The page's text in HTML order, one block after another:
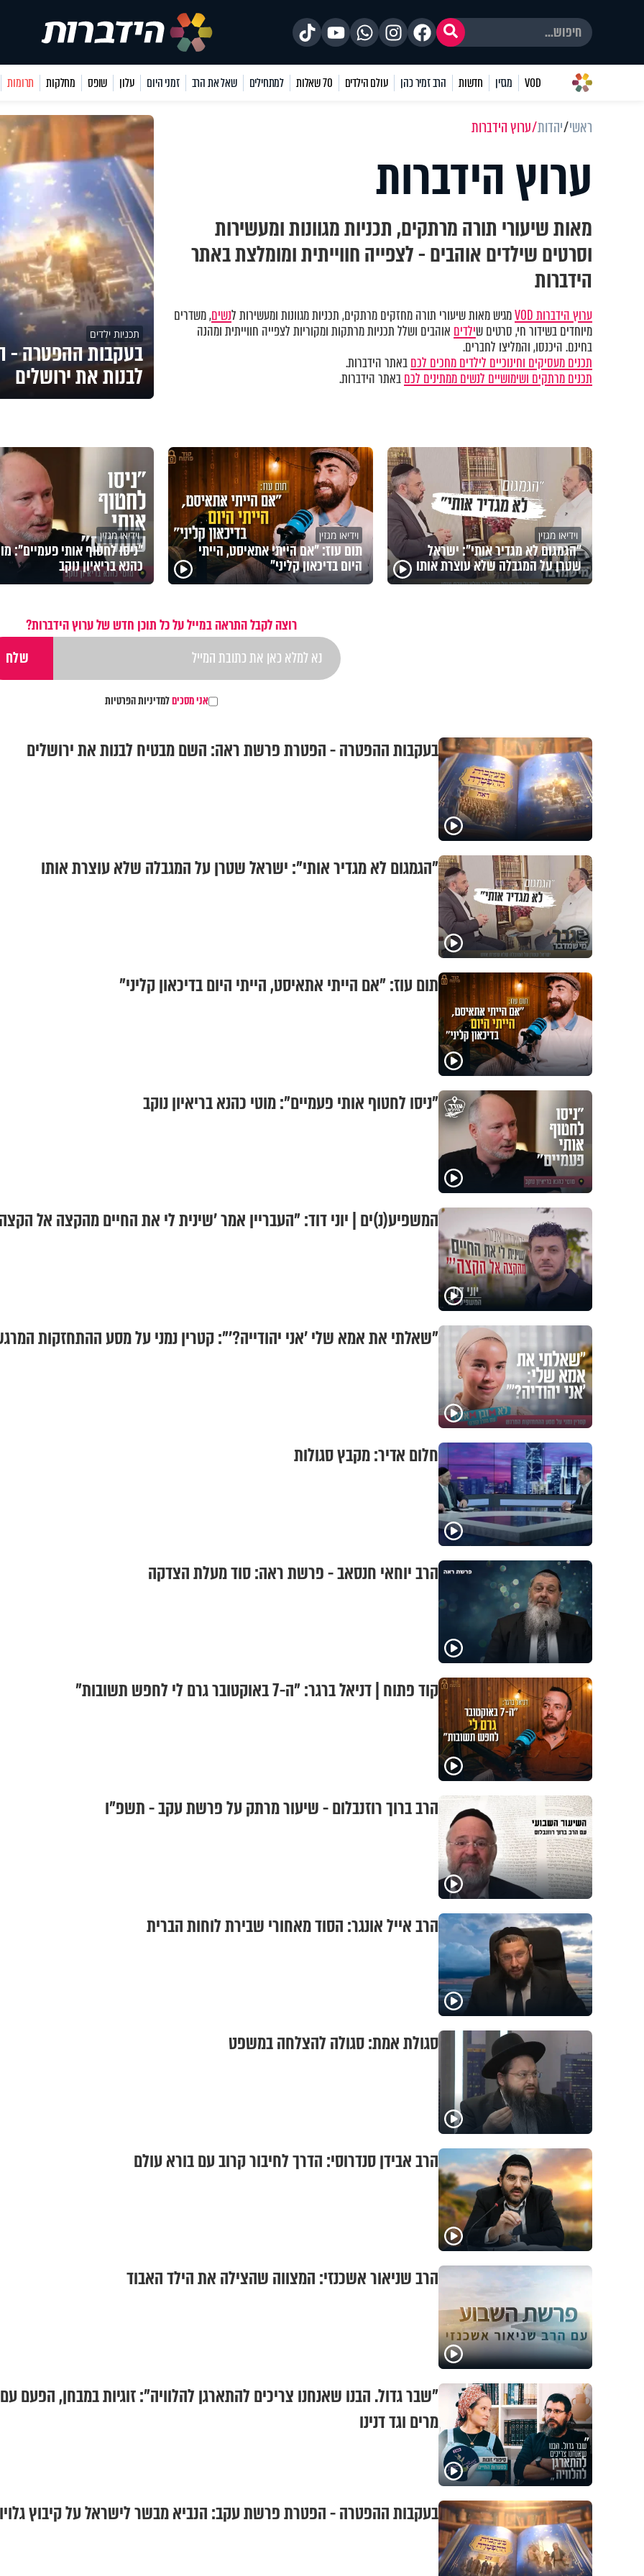
VOD מגזין חדשות הרב זמיר כהן עולם הילדים 70 שאלות למתחילים שאל את הרב זמני היום עלון שופס מחלקות תרומות
ראשי יהדות ערוץ הידברות
ערוץ הידברות
מאות שיעורי תורה מרתקים, תכניות מגוונות ומעשירות
וסרטים שילדים אוהבים - לצפייה חווייתית ומומלצת באתר
הידברות
ערוץ הידברות VOD מגיש מאות שיעורי תורה מחזקים מרתקים, תכניות מגוונות ומעשירות לנשים, משדרים
מיוחדים בשידור חי, סרטים שילדים אוהבים ושלל תכניות מרתקות ומקוריות לצפייה חווייתית ומהנה
בחינם. היכנסו, והמליצו לחברים.
תכנים מעסיקים וחינוכיים לילדים מחכים לכםבאתר הידברות.
תכנים מרתקים ושימושיים לנשים ממתינים לכםבאתר הידברות.
תכניות ילדים
בעקבות ההפטרה
לבנות את ירושלים
וידיאו מגזין
"הגמגום לא מגדיר אותי": ישראל
שטרן על המגבלה שלא עוצרת אותו
וידיאו מגזין
תום עוז: "אם הייתי אתאיסט, הייתי
היום בדיכאון קליני"
וידיאו מגזין
"ניסו לחטוף אותי פעמיים":
כהנא בריאיון נוקב
רוצה לקבל התראה במייל על כל תוכן חדש של ערוץ הידברות?
אני מסכיםלמדיניות הפרטיות
בעקבות ההפטרה - הפטרת פרשת ראה: השם מבטיח לבנות את ירושלים
"הגמגום לא מגדיר אותי": ישראל שטרן על המגבלה שלא עוצרת אותו
תום עוז: "אם הייתי אתאיסט, הייתי היום בדיכאון קליני"
"ניסו לחטוף אותי פעמיים": מוטי כהנא בריאיון נוקב
המשפיע(נ)ים | יוני דוד: "העבריין אמר 'שינית לי את החיים מהקצה אל
"שאלתי את אמא שלי 'אני יהודייה?'": קטרין נמני על מסע ההתחזקות
חלום אדיר: מקבץ סגולות
הרב יוחאי חנסאב - פרשת ראה: סוד מעלת הצדקה
קוד פתוח | דניאל ברגר: "ה-7 באוקטובר גרם לי לחפש תשובות"
הרב ברוך רוזנבלום - שיעור מרתק על פרשת עקב - תשפ"ו
הרב אייל אונגר: הסוד מאחורי שבירת לוחות הברית
סגולת אמת: סגולה להצלחה במשפט
הרב אבידן סנדרוסי: הדרך לחיבור קרוב עם בורא עולם
הרב שניאור אשכנזי: המצווה שהצילה את הילד האבוד
"שבר גדול. הבנו שאנחנו צריכים להתארגן להלוויה": זוגיות במבחן, הפעם עם
מרים וגד דנינו
בעקבות ההפטרה - הפטרת פרשת עקב: הנביא מבשר לישראל על קיבוץ